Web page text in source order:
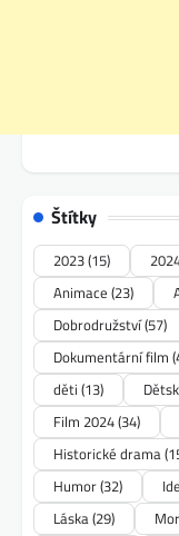
Štítky
2023(15)
Animace (23)
Dobrodružství(57)
Dokumentární film
děti (13)
Film 2024(34)
Historické drama
Humor(32)
Láska(29)